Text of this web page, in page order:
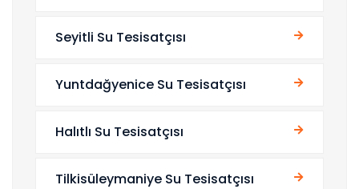
Seyitli Su Tesisatçısı
Yuntdağyenice Su Tesisatçısı
Halıtlı Su Tesisatçısı
Tilkisüleymaniye Su Tesisatçısı